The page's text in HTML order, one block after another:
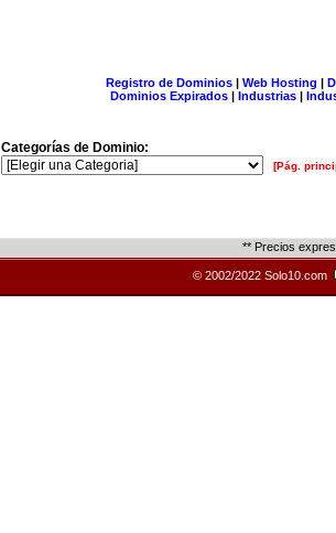
Registro de Dominios| Web Hosting |
Dominios Expirados | Industrias |
Categorías de Dominio:
[Pág.
** Precios
© 2002/2022 Solo10.com